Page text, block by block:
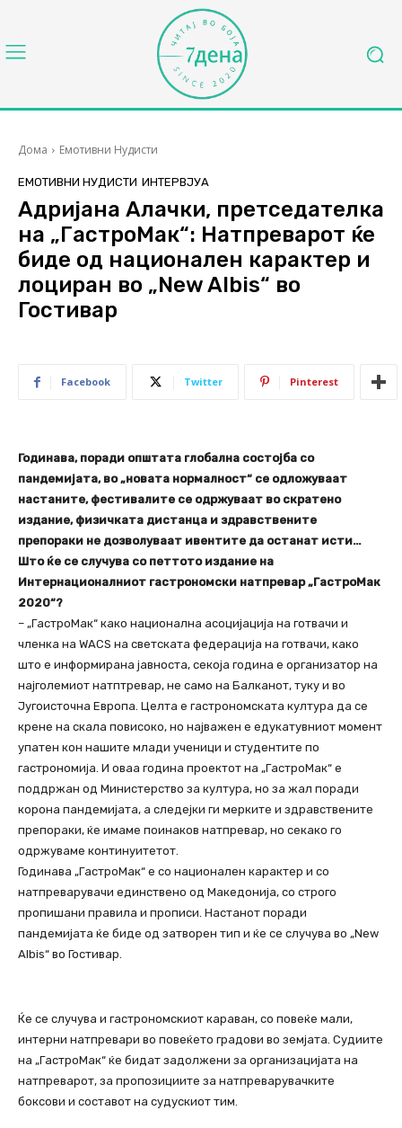
Дома Емотивни Нудисти
ЕМОТИВНИ НУДИСТИ ИНТЕРВЈУА
Адријана Алачки, претседателка
на „ГастроМак“: Натпреварот ќе
биде од национален карактер и
лоциран во „New Albis“ во
Гостивар
Facebook Twitter Pinterest
Годинава, поради општата глобална состојба со
пандемијата, во „новата нормалност“ се одложуваат
настаните, фестивалите се одржуваат во скратено
издание, физичката дистанца и здравствените
препораки не дозволуваат ивентите да останат исти…
Што ќе се случува со петтото издание на
Интернационалниот гастрономски натпревар „ГастроМак
2020“?
– „ГастроМак“ како национална асоцијација на готвачи и
членка на WACS на светската федерација на готвачи, како
што е информирана јавноста, секоја година е организатор на
најголемиот натптревар, не само на Балканот, туку и во
Југоисточна Европа. Целта е гастрономската култура да се
крене на скала повисоко, но најважен е едукатувниот момент
упатен кон нашите млади ученици и студентите по
гастрономија. И оваа година проектот на „ГастроМак“ е
поддржан од Министерство за култура, но за жал поради
корона пандемијата, а следејки ги мерките и здравствените
препораки, ќе имаме поинаков натпревар, но секако го
одржуваме континуитетот.
Годинава „ГастроМак“ е со национален карактер и со
натпреварувачи единствено од Македонија, со строго
пропишани правила и прописи. Настанот поради
пандемијата ќе биде од затворен тип и ќе се случува во „New
Albis“ во Гостивар.
Ќе се случува и гастрономскиот караван, со повеќе мали,
интерни натпревари во повеќето градови во земјата. Судиите
на „ГастроМак“ ќе бидат задолжени за организацијата на
натпреварот, за пропозициите за натпреварувачките
боксови и составот на судускиот тим.